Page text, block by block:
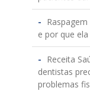
e por que
Receita
dentistas
problemas